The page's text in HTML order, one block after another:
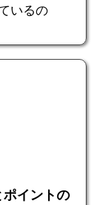
いるの
イントの